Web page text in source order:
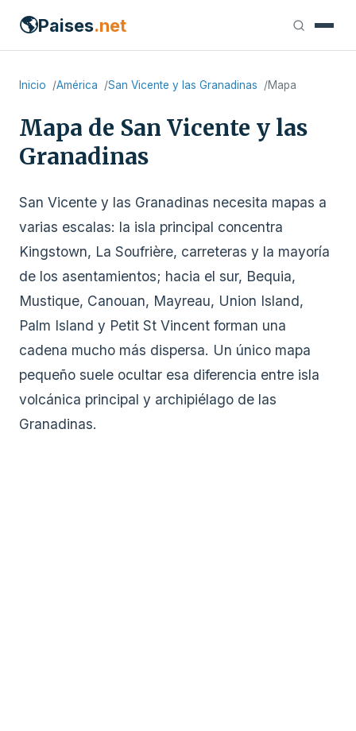
🌎Paises.net
Inicio América San Vicente y las Granadinas Mapa
Mapa de San Vicente y las
Granadinas
San Vicente y las Granadinas necesita mapas a
varias escalas: la isla principal concentra
Kingstown, La Soufrière, carreteras y la mayoría
de los asentamientos; hacia el sur, Bequia,
Mustique, Canouan, Mayreau, Union Island,
Palm Island y Petit St Vincent forman una
cadena mucho más dispersa. Un único mapa
pequeño suele ocultar esa diferencia entre isla
volcánica principal y archipiélago de las
Granadinas.